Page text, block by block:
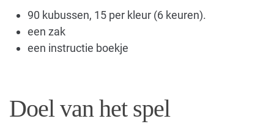
90 kubussen, 15 per kleur (6 keuren).
een zak
een instructie boekje
Doel van het spel